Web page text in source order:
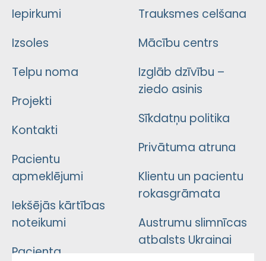
Iepirkumi
Izsoles
Telpu noma
Projekti
Kontakti
Pacientu
apmeklējumi
Iekšējās kārtības
noteikumi
Pacienta
Trauksmes celšana
Mācību centrs
Izglāb dzīvību –
ziedo asinis
Sīkdatņu politika
Privātuma atruna
Klientu un pacientu
rokasgrāmata
Austrumu slimnīcas
atbalsts Ukrainai